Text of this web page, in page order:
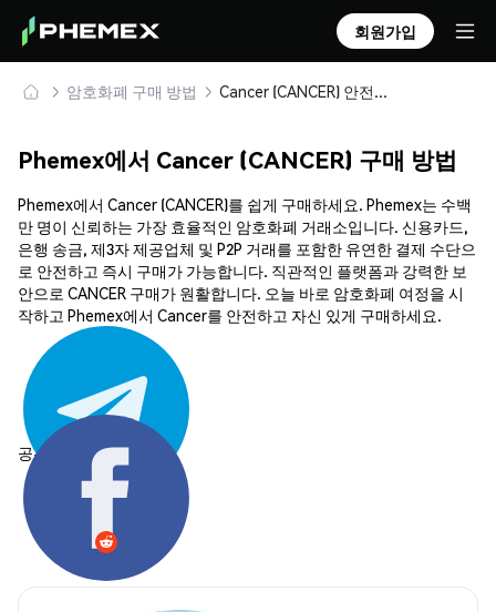
회원가입
암호화폐 구매 방법 Cancer (CANCER) 안전하게 구매 및 보관
Phemex에서 Cancer (CANCER) 구매 방법
Phemex에서 Cancer (CANCER)를 쉽게 구매하세요. Phemex는 수백
만 명이 신뢰하는 가장 효율적인 암호화폐 거래소입니다. 신용카드,
은행 송금, 제3자 제공업체 및 P2P 거래를 포함한 유연한 결제 수단으
로 안전하고 즉시 구매가 가능합니다. 직관적인 플랫폼과 강력한 보
안으로 CANCER 구매가 원활합니다. 오늘 바로 암호화폐 여정을 시
작하고 Phemex에서 Cancer를 안전하고 자신 있게 구매하세요.
공유하기: